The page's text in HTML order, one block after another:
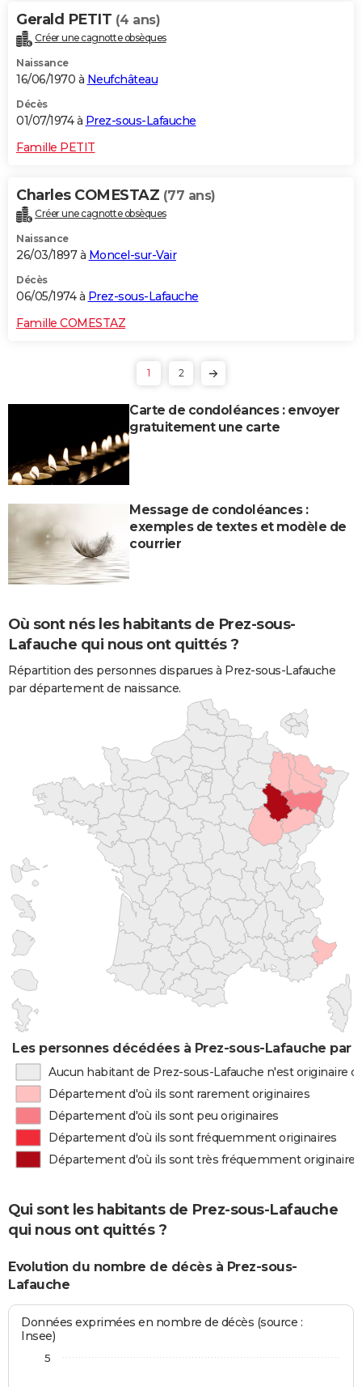
Gerald PETIT (4 ans)
Créer une cagnotte obsèques
Naissance
16/06/1970 à Neufchâteau
Décès
01/07/1974 à Prez-sous-Lafauche
Famille PETIT
Charles COMESTAZ (77 ans)
Créer une cagnotte obsèques
Naissance
26/03/1897 à Moncel-sur-Vair
Décès
06/05/1974 à Prez-sous-Lafauche
Famille COMESTAZ
1 2
Carte de condoléances : envoyer
gratuitement une carte
Message de condoléances :
exemples de textes et modèle de
courrier
Où sont nés les habitants de Prez-sous-
Lafauche qui nous ont quittés ?
Répartition des personnes disparues à Prez-sous-Lafauche
par département de naissance.
Les personnes décédées à Prez-sous-Lafauche par
Aucun habitant de Prez-sous-Lafauche n'est originaire
Département d'où ils sont rarement originaires
Département d'où ils sont peu originaires
Département d'où ils sont fréquemment originaires
Département d'où ils sont très fréquemment originaires
Qui sont les habitants de Prez-sous-Lafauche
qui nous ont quittés ?
Evolution du nombre de décès à Prez-sous-
Lafauche
Données exprimées en nombre de décès (source :
Insee)
5